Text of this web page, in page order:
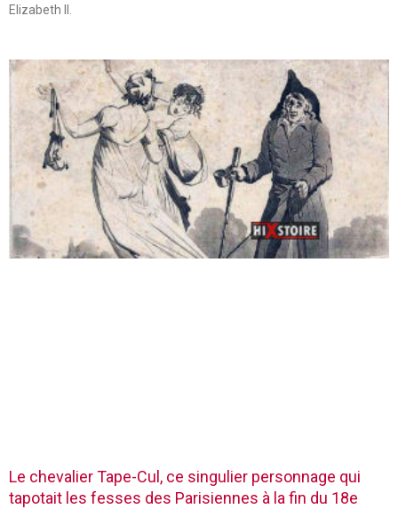
Elizabeth II.
Le chevalier Tape-Cul, ce singulier personnage qui
tapotait les fesses des Parisiennes à la fin du 18e